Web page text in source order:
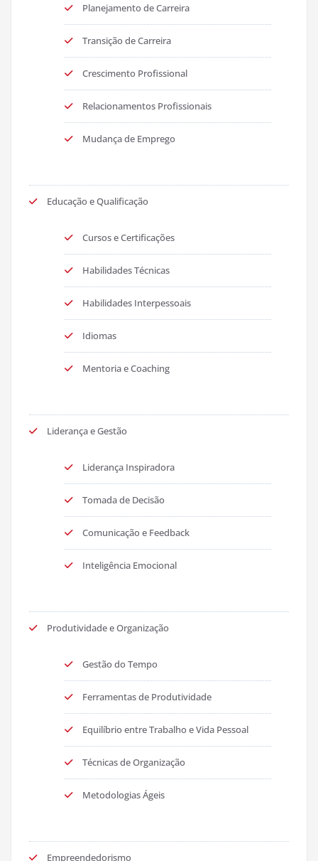
Planejamento de Carreira
Transição de Carreira
Crescimento Profissional
Relacionamentos Profissionais
Mudança de Emprego
Educação e Qualificação
Cursos e Certificações
Habilidades Técnicas
Habilidades Interpessoais
Idiomas
Mentoria e Coaching
Liderança e Gestão
Liderança Inspiradora
Tomada de Decisão
Comunicação e Feedback
Inteligência Emocional
Produtividade e Organização
Gestão do Tempo
Ferramentas de Produtividade
Equilíbrio entre Trabalho e Vida Pessoal
Técnicas de Organização
Metodologias Ágeis
Empreendedorismo